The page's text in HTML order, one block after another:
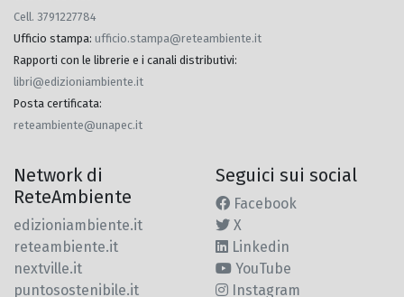
Cell. 3791227784
Ufficio stampa: ufficio.stampa@reteambiente.it
Rapporti con le librerie e i canali distributivi:
libri@edizioniambiente.it
Posta certificata:
reteambiente@unapec.it
Network di
ReteAmbiente
edizioniambiente.it
reteambiente.it
nextville.it
puntosostenibile.it
Seguici sui social
Facebook
X
Linkedin
YouTube
Instagram